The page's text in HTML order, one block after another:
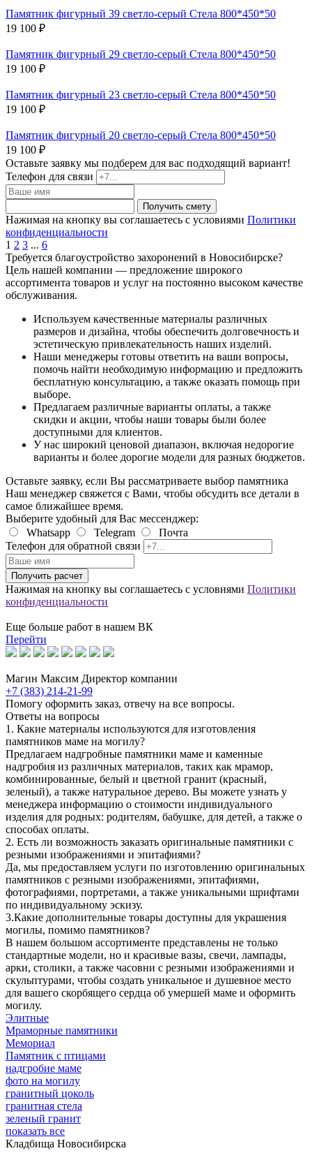
Памятник фигурный 39 светло-серый Стела 800*450*50
19 100 ₽
Памятник фигурный 29 светло-серый Стела 800*450*50
19 100 ₽
Памятник фигурный 23 светло-серый Стела 800*450*50
19 100 ₽
Памятник фигурный 20 светло-серый Стела 800*450*50
19 100 ₽
Оставьте заявку мы подберем для вас подходящий вариант!
Телефон для связи
Получить смету
Нажимая на кнопку вы соглашаетесь с условиями Политики
конфиденциальности
1 2 3 ... 6
Требуется благоустройство захоронений в Новосибирске?
Цель нашей компании — предложение широкого
ассортимента товаров и услуг на постоянно высоком качестве
обслуживания.
Используем качественные материалы различных
размеров и дизайна, чтобы обеспечить долговечность и
эстетическую привлекательность наших изделий.
Наши менеджеры готовы ответить на ваши вопросы,
помочь найти необходимую информацию и предложить
бесплатную консультацию, а также оказать помощь при
выборе.
Предлагаем различные варианты оплаты, а также
скидки и акции, чтобы наши товары были более
доступными для клиентов.
У нас широкий ценовой диапазон, включая недорогие
варианты и более дорогие модели для разных бюджетов.
Оставьте заявку, если Вы рассматриваете выбор памятника
Наш менеджер свяжется с Вами, чтобы обсудить все детали в
самое ближайшее время.
Выберите удобный для Вас мессенджер:
Whatsapp
Telegram
Почта
Телефон для обратной связи
Получить расчет
Нажимая на кнопку вы соглашаетесь с условиями Политики
конфиденциальности
Еще больше работ в нашем ВК
Перейти
Магин Максим Директор компании
+7 (383) 214-21-99
Помогу оформить заказ, отвечу на все вопросы.
Ответы на вопросы
1. Какие материалы используются для изготовления
памятников маме на могилу?
Предлагаем надгробные памятники маме и каменные
надгробия из различных материалов, таких как мрамор,
комбинированные, белый и цветной гранит (красный,
зеленый), а также натуральное дерево. Вы можете узнать у
менеджера информацию о стоимости индивидуального
изделия для родных: родителям, бабушке, для детей, а также о
способах оплаты.
2. Есть ли возможность заказать оригинальные памятники с
резными изображениями и эпитафиями?
Да, мы предоставляем услуги по изготовлению оригинальных
памятников с резными изображениями, эпитафиями,
фотографиями, портретами, а также уникальными шрифтами
по индивидуальному эскизу.
3.Какие дополнительные товары доступны для украшения
могилы, помимо памятников?
В нашем большом ассортименте представлены не только
стандартные модели, но и красивые вазы, свечи, лампады,
арки, столики, а также часовни с резными изображениями и
скульптурами, чтобы создать уникальное и душевное место
для вашего скорбящего сердца об умершей маме и оформить
могилу.
Элитные
Мраморные памятники
Мемориал
Памятник с птицами
надгробие маме
фото на могилу
гранитный цоколь
гранитная стела
зеленый гранит
показать все
Кладбища Новосибирска